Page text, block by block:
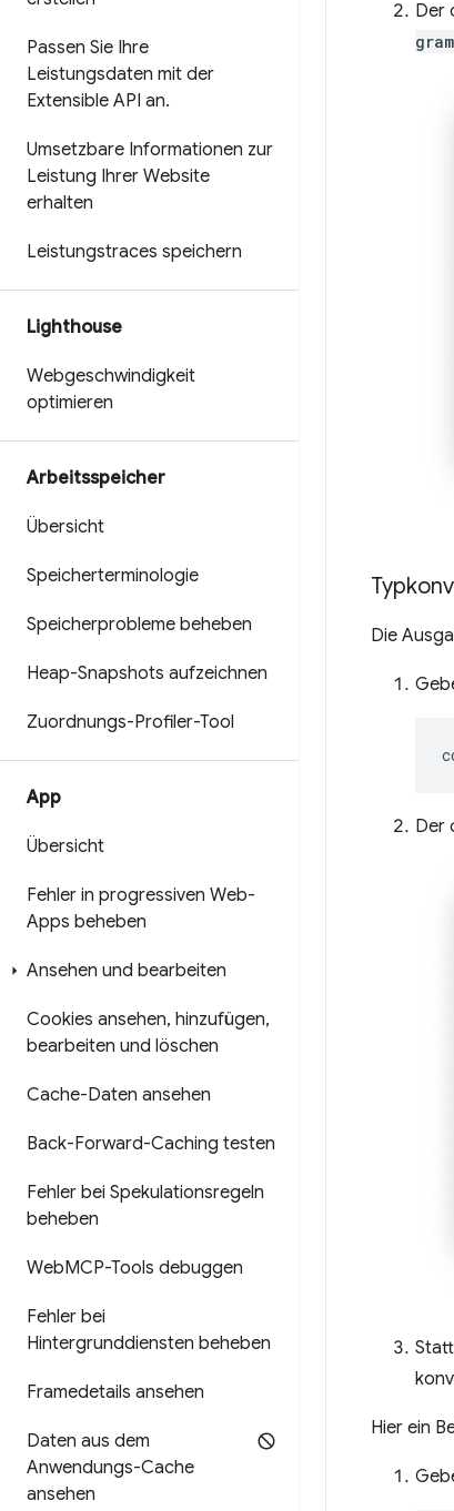
Passen Sie Ihre
Leistungsdaten mit der
Extensible API an.
Umsetzbare Informationen zur
Leistung Ihrer Website
erhalten
Leistungstraces speichern
Lighthouse
Webgeschwindigkeit
optimieren
Arbeitsspeicher
Übersicht
Speicherterminologie
Speicherprobleme beheben
Heap-Snapshots aufzeichnen
Zuordnungs-Profiler-Tool
App
Übersicht
Fehler in progressiven Web-
Apps beheben
Ansehen und bearbeiten
Cookies ansehen, hinzufügen,
bearbeiten und löschen
Cache-Daten ansehen
Back-Forward-Caching testen
Fehler bei Spekulationsregeln
beheben
WebMCP-Tools debuggen
Fehler bei
Hintergrunddiensten beheben
Framedetails ansehen
Daten aus dem
Anwendungs-Cache
ansehen
Der
Die
Der
Statt
Hier ein